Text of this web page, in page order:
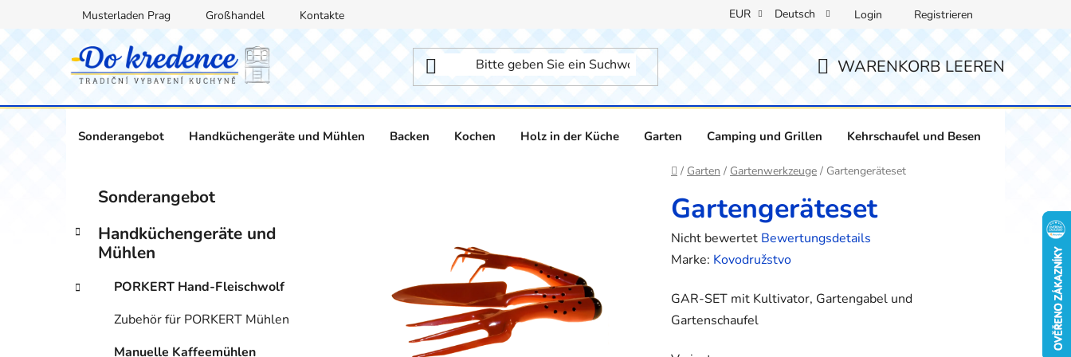
springen
Musterladen Prag Großhandel Kontakte EUR Deutsch Login Registrieren
WARENKORB
WARENKORB LEEREN
Sonderangebot Handküchengeräte und Mühlen Backen Kochen Holz in der Küche Garten Camping und Grillen Kehrschaufel und Besen
Startseite
/ Garten / Gartenwerkzeuge / Gartengeräteset
i
n
Kategorien
überspringen
e
r
Sonderangebot
Handküchengeräte und
Mühlen
PORKERT Hand-Fleischwolf
Zubehör für PORKERT Mühlen
Manuelle Kaffeemühlen
Gartengeräteset
Die
durchschnittliche
ist
0,0
Nicht bewertet Bewertungsdetails
Marke: Kovodružstvo
GAR-SET mit Kultivator, Gartengabel und
Gartenschaufel